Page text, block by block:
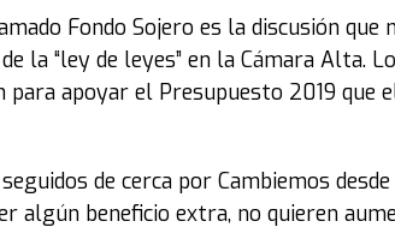
Fondo Sojero es la discusión que
la “ley de leyes” en la Cámara Alta.
apoyar el Presupuesto 2019 que
de cerca por Cambiemos
algún beneficio extra, no quieren